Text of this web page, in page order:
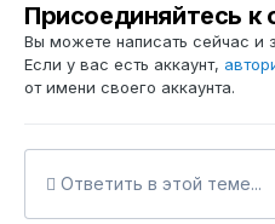
Присоединяйтесь
Вы можете написать сейчас и
Если у вас есть аккаунт,
от имени своего аккаунта.
Ответить в этой теме...